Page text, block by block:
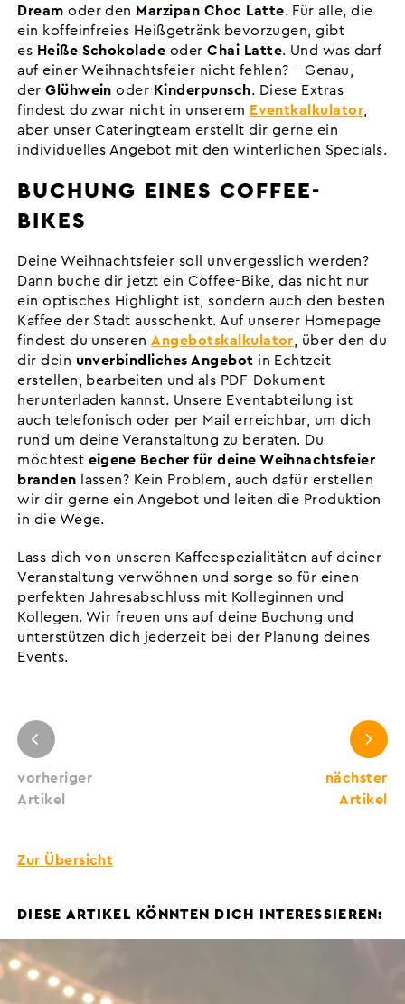
Dream oder den Marzipan Choc Latte. Für alle, die
ein koffeinfreies Heißgetränk bevorzugen, gibt
es Heiße Schokolade oderChai Latte. Und was darf
auf einer Weihnachtsfeier nicht fehlen? – Genau,
derGlühweinoder Kinderpunsch. Diese Extras
findest du zwar nicht in unserem Eventkalkulator,
aber unser Cateringteam erstellt dir gerne ein
individuelles Angebot mit den winterlichen Specials.
BUCHUNG EINES COFFEE-
BIKES
Deine Weihnachtsfeier soll unvergesslich werden?
Dann buche dir jetzt ein Coffee-Bike, das nicht nur
ein optisches Highlight ist, sondern auch den besten
Kaffee der Stadt ausschenkt. Auf unserer Homepage
findest du unserenAngebotskalkulator, über den du
dir dein unverbindliches Angebot in Echtzeit
erstellen, bearbeiten und als PDF-Dokument
herunterladen kannst. Unsere Eventabteilung ist
auch telefonisch oder per Mail erreichbar, um dich
rund um deine Veranstaltung zu beraten. Du
möchtest eigene Becher für deine Weihnachtsfeier
branden
lassen? Kein Problem, auch dafür erstellen
wir dir gerne ein Angebot und leiten die Produktion
in die Wege.
Lass dich von unseren Kaffeespezialitäten auf deiner
Veranstaltung verwöhnen und sorge so für einen
perfekten Jahresabschluss mit Kolleginnen und
Kollegen. Wir freuen uns auf deine Buchung und
unterstützen dich jederzeit bei der Planung deines
Events.
vorheriger
Artikel
nächster
Artikel
Zur Übersicht
DIESE ARTIKEL KÖNNTEN DICH INTERESSIEREN: